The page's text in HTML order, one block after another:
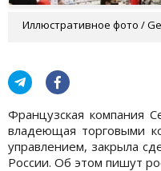
Иллюстративное фото /
Французская компания
владеющая торговыми
управлением, закрыла
России. Об этом пишут